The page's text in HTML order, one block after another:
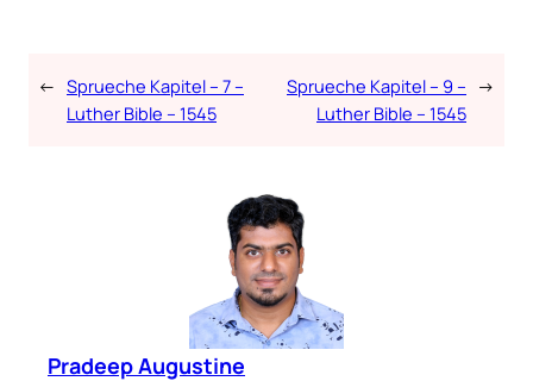
← Sprueche Kapitel – 7 –
Luther Bible – 1545
Sprueche Kapitel – 9 –
Luther Bible – 1545
→
Pradeep Augustine